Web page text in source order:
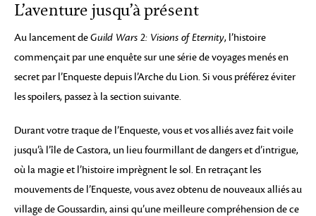
L’aventure jusqu’à présent
Au lancement deGuild Wars 2: Visions of Eternity, l’histoire
commençait par une enquête sur une série de voyages menés en
secret par l’Enqueste depuis l’Arche du Lion. Si vous préférez éviter
les spoilers, passez à la section suivante.
Durant votre traque de l’Enqueste, vous et vos alliés avez fait voile
jusqu’à l’île de Castora, un lieu fourmillant de dangers et d’intrigue,
où la magie et l’histoire imprègnent le sol. En retraçant les
mouvements de l’Enqueste, vous avez obtenu de nouveaux alliés au
village de Goussardin, ainsi qu’une meilleure compréhension de ce